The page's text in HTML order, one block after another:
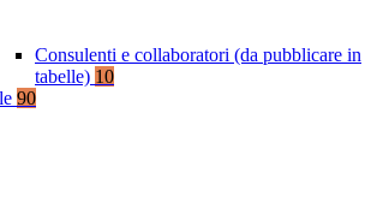
Consulenti e collaboratori (da pubblicare in
tabelle) 10
90